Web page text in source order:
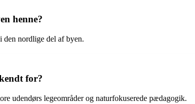
henne?
den nordlige del af byen.
for?
udendørs legeområder og naturfokuserede pædagogik.